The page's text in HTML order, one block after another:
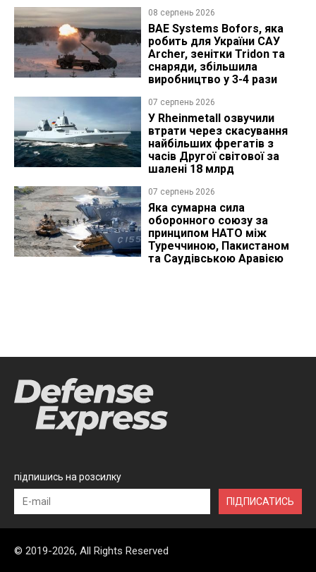
08 серпень 2026
BAE Systems Bofors, яка
робить для України САУ
Archer, зенітки Tridon та
снаряди, збільшила
виробництво у 3-4 рази
07 серпень 2026
У Rheinmetall озвучили
втрати через скасування
найбільших фрегатів з
часів Другої світової за
шалені 18 млрд
07 серпень 2026
Яка сумарна сила
оборонного союзу за
принципом НАТО між
Туреччиною, Пакистаном
та Саудівською Аравією
підпишись на розсилку
ПІДПИСАТИСЬ
© 2019-2026, All Rights Reserved